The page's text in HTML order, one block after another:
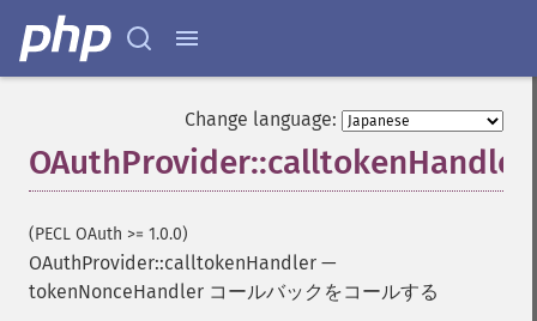
Change language:
OAuthProvider::calltokenHandler
(PECL OAuth >= 1.0.0)
OAuthProvider::calltokenHandler —
tokenNonceHandler コールバックをコールする